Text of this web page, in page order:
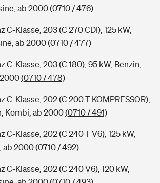
ab 2000(0710 / 476)
C-Klasse, 203 (C 270 CDI), 125 kW,
ab 2000(0710 / 477)
C-Klasse, 203 (C 180), 95 kW, Benzin,
(0710 / 478)
C-Klasse, 202 (C 200 T KOMPRESSOR),
Kombi, ab 2000(0710 / 491)
C-Klasse, 202 (C 240 T V6), 125 kW,
ab 2000(0710 / 492)
C-Klasse, 202 (C 240 V6), 120 kW,